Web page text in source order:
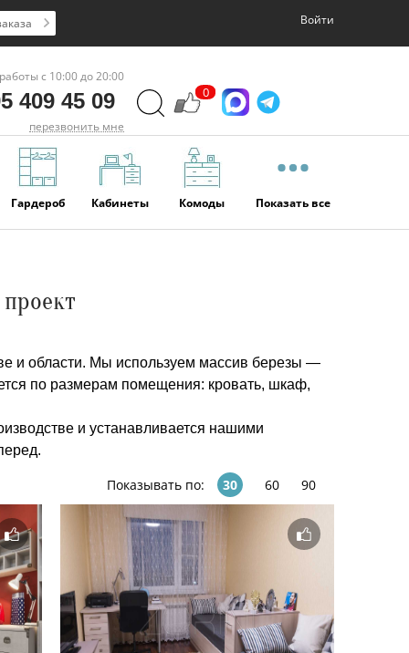
Войти
с 10:00 до 20:00
409 45 09
перезвонить мне
0
Гардероб Кабинеты Комоды Показать все
и области. Мы используем массив березы —
по размерам помещения: кровать, шкаф,
и устанавливается нашими
Показывать по: 30 60 90